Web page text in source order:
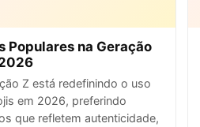
Populares na Geração
Z está redefinindo o uso
em 2026, preferindo
que refletem autenticidade,